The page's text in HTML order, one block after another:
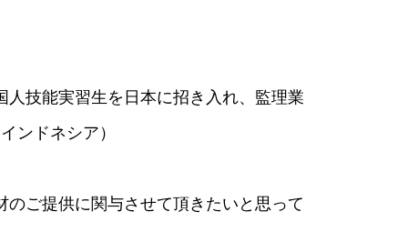
技能実習生を日本に招き入れ、監理業
ンドネシア）
ご提供に関与させて頂きたいと思って